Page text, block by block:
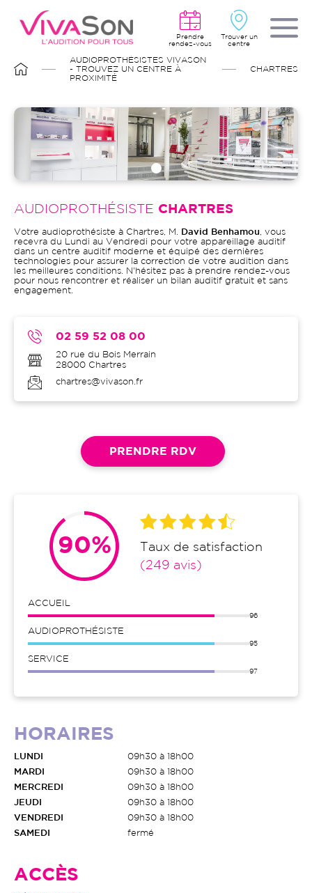
contenu
principal
Prendre
rendez-vous
Trouver un
centre
D'ARIANE
AUDIOPROTHÉSISTES VIVASON
- TROUVEZ UN CENTRE À
PROXIMITÉ
CHARTRES
AUDIOPROTHÉSISTE CHARTRES
Votre audioprothésiste à Chartres, M. David Benhamou , vous
recevra du Lundi au Vendredi pour votre appareillage auditif
dans un centre auditif moderne et équipé des dernières
technologies pour assurer la correction de votre audition dans
les meilleures conditions. N'hésitez pas à prendre rendez-vous
pour nous rencontrer et réaliser un bilan auditif gratuit et sans
engagement.
20 rue du Bois Merrain
28000 Chartres
02 59 52 08 00
chartres@vivason.fr
PRENDRE RDV
90%
Taux de satisfaction
(249 avis)
ACCUEIL
96
AUDIOPROTHÉSISTE
95
SERVICE
97
HORAIRES
LUNDI
09h30 à 18h00
MARDI
09h30 à 18h00
MERCREDI
09h30 à 18h00
JEUDI
09h30 à 18h00
VENDREDI
09h30 à 18h00
SAMEDI
fermé
ACCÈS